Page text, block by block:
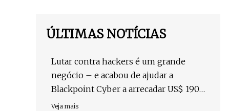
ÚLTIMAS NOTÍCIAS
Lutar contra hackers é um grande
negócio – e acabou de ajudar a
Blackpoint Cyber ​​a arrecadar US$ 190
milhões liderados pela Bain Capital
Veja mais